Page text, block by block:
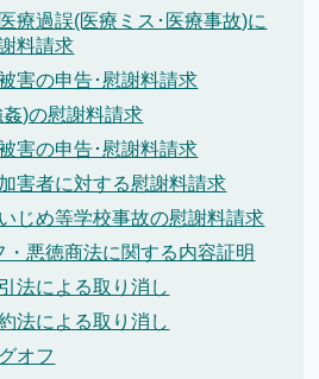
療過誤(医療ミス･医療事故)に
料請求
害の申告･慰謝料請求
姦)の慰謝料請求
害の申告･慰謝料請求
害者に対する慰謝料請求
じめ等学校事故の慰謝料請求
・悪徳商法に関する内容証明
法による取り消し
法による取り消し
オフ